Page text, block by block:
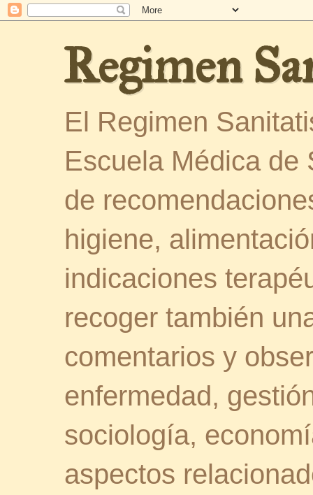
Regimen
El Regimen
Escuela Médica de
de
higiene,
indicaciones
recoger también
comentarios y
enfermedad,
sociología,
aspectos